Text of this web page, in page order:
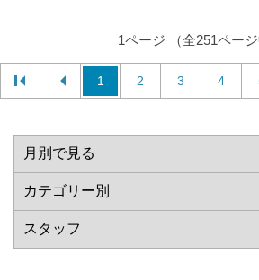
1ページ （全251ページ
1 2 3 4